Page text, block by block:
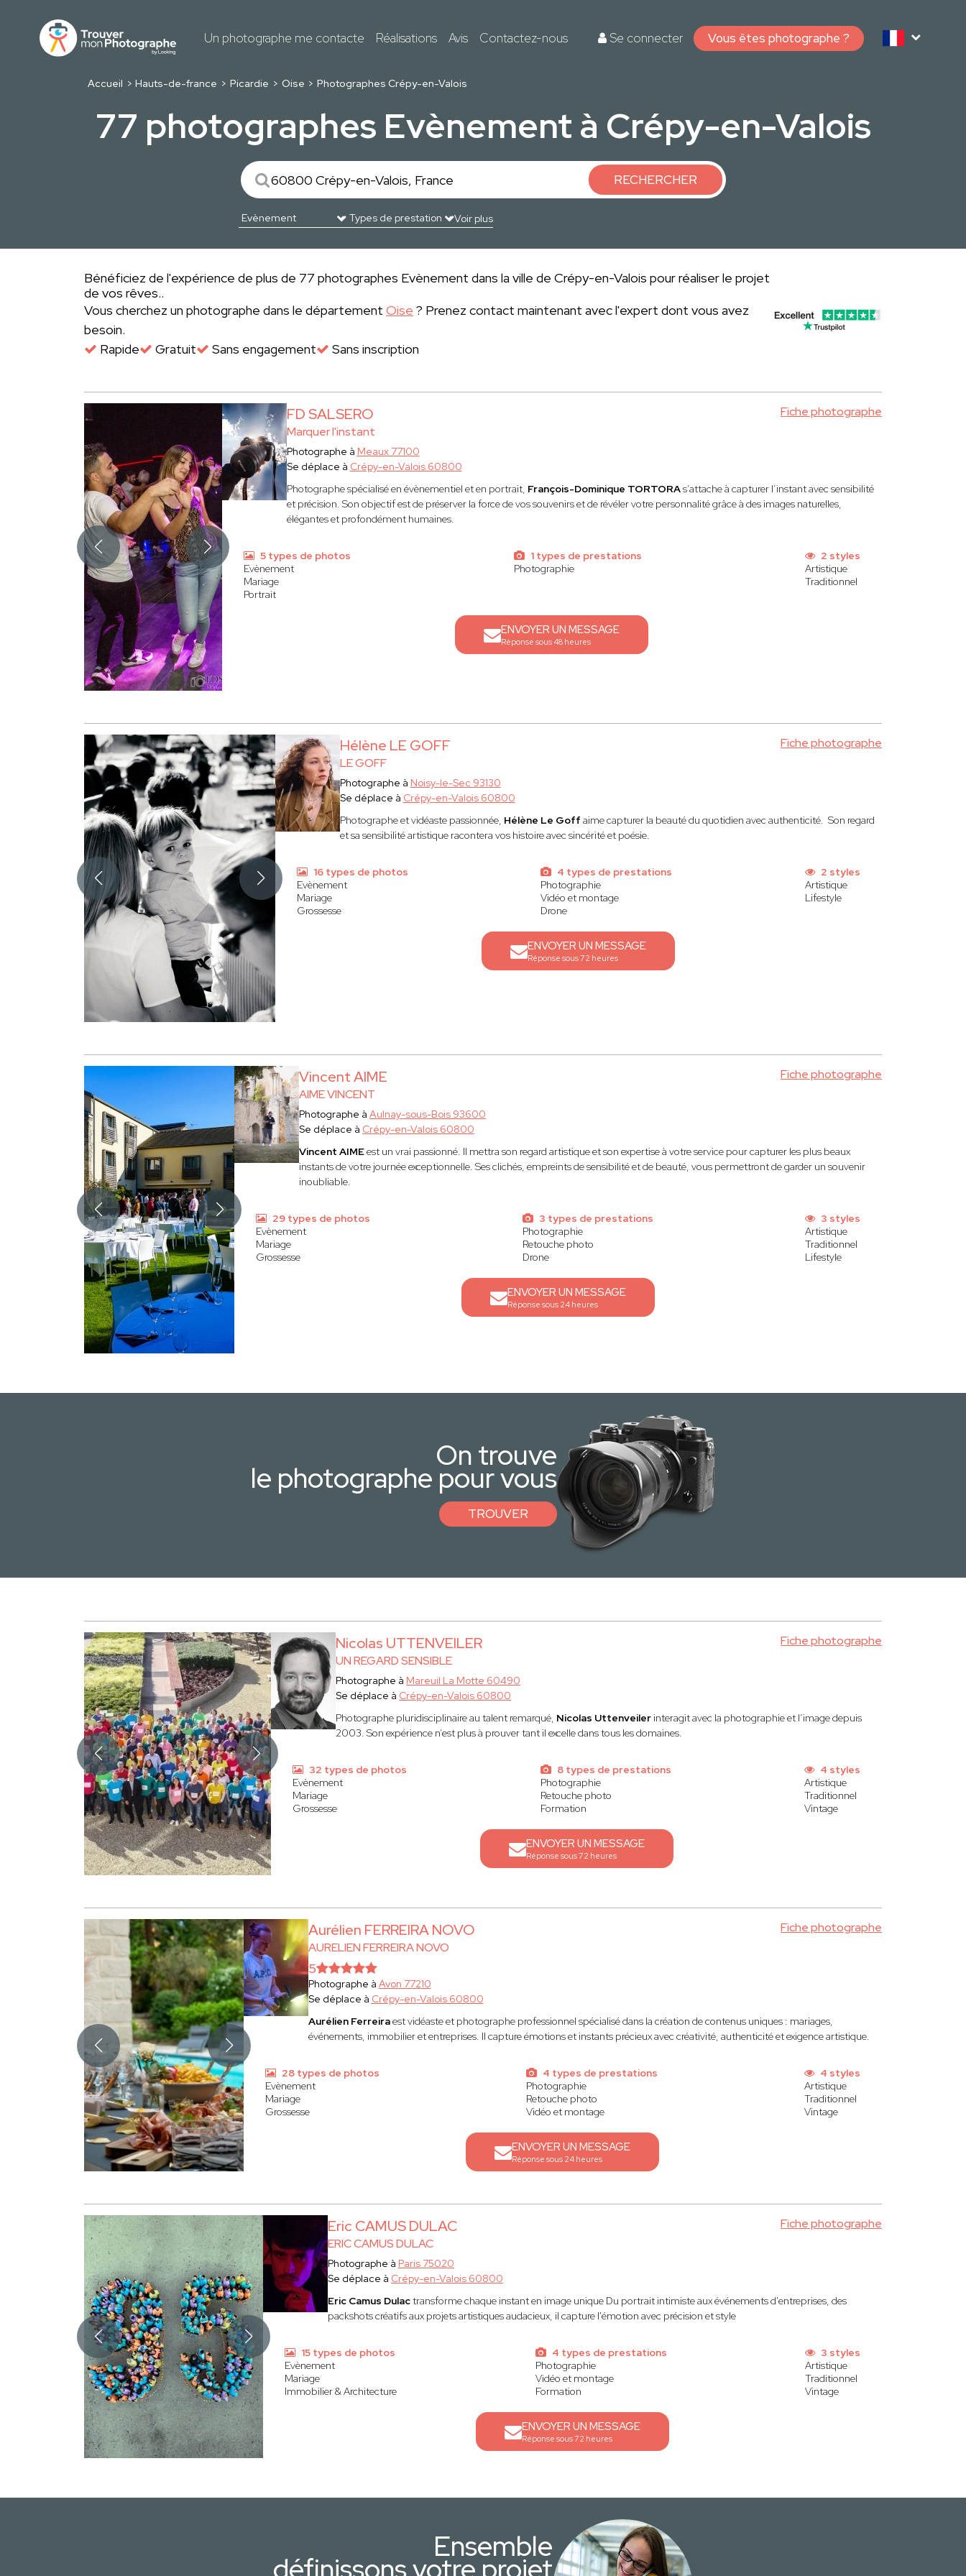
Un photographe me contacte Réalisations Avis Contactez-nous Se connecter Vous êtes photographe ?
Accueil Hauts-de-france Picardie Oise Photographes Crépy-en-Valois
77 photographes Evènement à Crépy-en-Valois
RECHERCHER
Voir plus
Bénéficiez de l'expérience de plus de 77 photographes Evènement dans la ville de Crépy-en-Valois pour réaliser le projet
de vos rêves..
Vous cherchez un photographe dans le département Oise ? Prenez contact maintenant avec l'expert dont vous avez
besoin.
Rapide
Gratuit Sans engagement Sans inscription
FD SALSERO
Marquer l'instant
Fiche photographe
Photographe à Meaux 77100
Se déplace à Crépy-en-Valois 60800
Photographe spécialisé en évènementiel et en portrait, François-Dominique TORTORAs’attache à capturer l’instant avec sensibilité
et précision. Son objectif est de préserver la force de vos souvenirs et de révéler votre personnalité grâce à des images naturelles,
élégantes et profondément humaines.
5 types de photos
Evènement
Mariage
Portrait
1 types de prestations
Photographie
2 styles
Artistique
Traditionnel
ENVOYER UN MESSAGE
Réponse sous 48 heures
Hélène LE GOFF
LE GOFF
Fiche photographe
Photographe à Noisy-le-Sec 93130
Se déplace à Crépy-en-Valois 60800
Photographe et vidéaste passionnée, Hélène Le Goff aime capturer la beauté du quotidien avec authenticité. Son regard
et sa sensibilité artistique racontera vos histoire avec sincérité et poésie.
16 types de photos
Evènement
Mariage
Grossesse
4 types de prestations
Photographie
Vidéo et montage
Drone
2 styles
Artistique
Lifestyle
ENVOYER UN MESSAGE
Réponse sous 72 heures
Vincent AIME
AIME VINCENT
Fiche photographe
Photographe àAulnay-sous-Bois 93600
Se déplace à Crépy-en-Valois 60800
Vincent AIMEest un vrai passionné. Il mettra son regard artistique et son expertise à votre service pour capturer les plus beaux
instants de votre journée exceptionnelle. Ses clichés, empreints de sensibilité et de beauté, vous permettront de garder un souvenir
inoubliable.
29 types de photos
Evènement
Mariage
Grossesse
3 types de prestations
Photographie
Retouche photo
Drone
3 styles
Artistique
Traditionnel
Lifestyle
ENVOYER UN MESSAGE
Réponse sous 24 heures
On trouve
le photographe pour vous
TROUVER
Nicolas UTTENVEILER
UN REGARD SENSIBLE
Fiche photographe
Photographe à Mareuil La Motte 60490
Se déplace à Crépy-en-Valois 60800
Photographe pluridisciplinaire au talent remarqué, Nicolas Uttenveilerinteragit avec la photographie et l’image depuis
2003. Son expérience n’est plus à prouver tant il excelle dans tous les domaines.
32 types de photos
Evènement
Mariage
Grossesse
8 types de prestations
Photographie
Retouche photo
Formation
4 styles
Artistique
Traditionnel
Vintage
ENVOYER UN MESSAGE
Réponse sous 72 heures
Aurélien FERREIRA NOVO
AURELIEN FERREIRA NOVO
Fiche photographe
5
Photographe à Avon 77210
Se déplace à Crépy-en-Valois 60800
Aurélien Ferreiraest vidéaste et photographe professionnel spécialisé dans la création de contenus uniques : mariages,
événements, immobilier et entreprises. Il capture émotions et instants précieux avec créativité, authenticité et exigence artistique.
28 types de photos
Evènement
Mariage
Grossesse
4 types de prestations
Photographie
Retouche photo
Vidéo et montage
4 styles
Artistique
Traditionnel
Vintage
ENVOYER UN MESSAGE
Réponse sous 24 heures
Eric CAMUS DULAC
ERIC CAMUS DULAC
Fiche photographe
Photographe à Paris 75020
Se déplace à Crépy-en-Valois 60800
Eric Camus Dulactransforme chaque instant en image unique Du portrait intimiste aux événements d'entreprises, des
packshots créatifs aux projets artistiques audacieux, il capture l'émotion avec précision et style
15 types de photos
Evènement
Mariage
Immobilier & Architecture
4 types de prestations
Photographie
Vidéo et montage
Formation
3 styles
Artistique
Traditionnel
Vintage
ENVOYER UN MESSAGE
Réponse sous 72 heures
Ensemble